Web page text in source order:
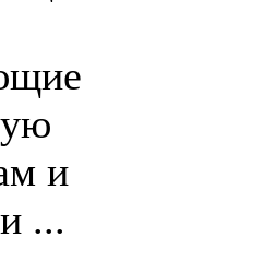
и
...